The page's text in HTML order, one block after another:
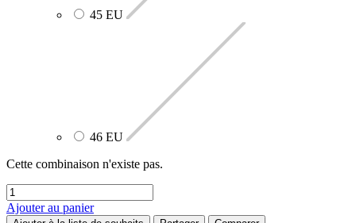
45 EU
46 EU
Cette combinaison n'existe pas.
Ajouter au panier